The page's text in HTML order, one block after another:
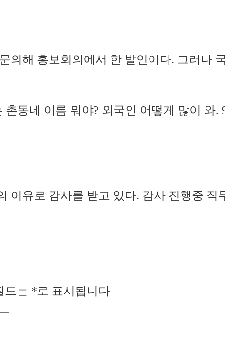
의해 홍보회의에서 한 발언이다. 그러나
동네 이름 뭐야? 외국인 어떻게 많이 와.
이유로 감사를 받고 있다. 감사 진행중 직
드는 *로 표시됩니다